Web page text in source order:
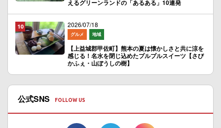
えるグリーンランドの「あるある」10連発
2026/07/18
グルメ 地域
【上益城郡甲佐町】熊本の夏は懐かしさと共に涼を
感じる！名水を閉じ込めたプルプルスイーツ【さび
かふぇ・山ぼうしの樹】
公式SNS